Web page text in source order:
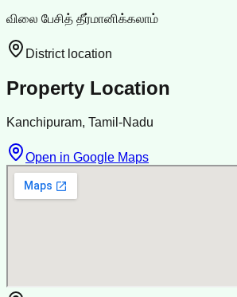
விலை பேசித் தீர்மானிக்கலாம்
District location
Property Location
Kanchipuram, Tamil-Nadu
Open in Google Maps